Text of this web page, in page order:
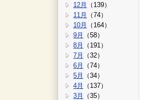
12月
（139）
11月
（74）
10月
（164）
9月
（58）
8月
（191）
7月
（32）
6月
（74）
5月
（34）
4月
（137）
3月
（35）